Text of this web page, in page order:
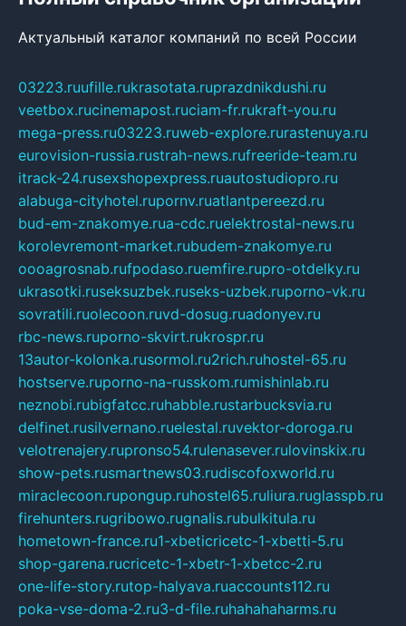
Актуальный каталог компаний по всей России
03223.ruufille.rukrasotata.ruprazdnikdushi.ru
veetbox.rucinemapost.ruciam-fr.rukraft-you.ru
mega-press.ru03223.ruweb-explore.rurastenuya.ru
eurovision-russia.rustrah-news.rufreeride-team.ru
itrack-24.rusexshopexpress.ruautostudiopro.ru
alabuga-cityhotel.rupornv.ruatlantpereezd.ru
bud-em-znakomye.rua-cdc.ruelektrostal-news.ru
korolevremont-market.rubudem-znakomye.ru
oooagrosnab.rufpodaso.ruemfire.rupro-otdelky.ru
ukrasotki.ruseksuzbek.ruseks-uzbek.ruporno-vk.ru
sovratili.ruolecoon.ruvd-dosug.ruadonyev.ru
rbc-news.ruporno-skvirt.rukrospr.ru
13autor-kolonka.rusormol.ru2rich.ruhostel-65.ru
hostserve.ruporno-na-russkom.rumishinlab.ru
neznobi.rubigfatcc.ruhabble.rustarbucksvia.ru
delfinet.rusilvernano.ruelestal.ruvektor-doroga.ru
velotrenajery.rupronso54.rulenasever.rulovinskix.ru
show-pets.rusmartnews03.rudiscofoxworld.ru
miraclecoon.rupongup.ruhostel65.ruliura.ruglasspb.ru
firehunters.rugribowo.rugnalis.rubulkitula.ru
hometown-france.ru1-xbeticricetc-1-xbetti-5.ru
shop-garena.rucricetc-1-xbetr-1-xbetcc-2.ru
one-life-story.rutop-halyava.ruaccounts112.ru
poka-vse-doma-2.ru3-d-file.ruhahahaharms.ru